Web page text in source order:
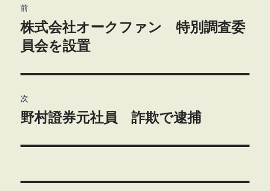
稿
ナ
ビ
ゲ
ー
シ
前
前
の
稿:
株式会社オークファン 特別調査委
員会を設置
次
次
投
野村證券元社員 詐欺で逮捕